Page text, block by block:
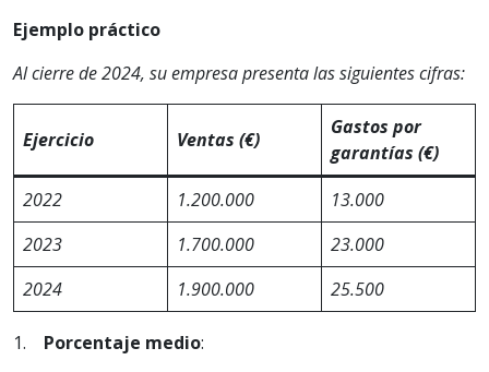
Ejemplo práctico
Al cierre de 2024, su empresa presenta las siguientes cifras:
Ejercicio Ventas (€)
Gastos por
garantías (€)
2022
1.200.000
13.000
2023
1.700.000
23.000
2024
1.900.000 25.500
1. Porcentaje medio: